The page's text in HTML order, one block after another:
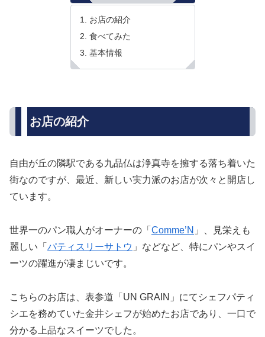
お店の紹介
食べてみた
基本情報
お店の紹介
自由が丘の隣駅である九品仏は浄真寺を擁する落ち着いた
街なのですが、最近、新しい実力派のお店が次々と開店し
ています。
世界一のパン職人がオーナーの「 Comme’N 」、見栄えも
麗しい「 パティスリーサトウ 」などなど、特にパンやスイ
ーツの躍進が凄まじいです。
こちらのお店は、表参道「UN GRAIN」にてシェフパティ
シエを務めていた金井シェフが始めたお店であり、一口で
分かる上品なスイーツでした。